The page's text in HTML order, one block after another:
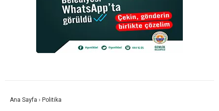
Ana Sayfa › Politika